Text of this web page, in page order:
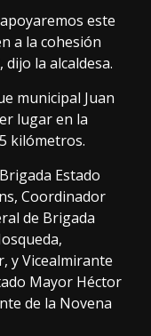
este
a la cohesión
la alcaldesa.
municipal Juan
lugar en la
kilómetros.
Estado
Coordinador
de Brigada
y Vicealmirante
Mayor Héctor
de la Novena